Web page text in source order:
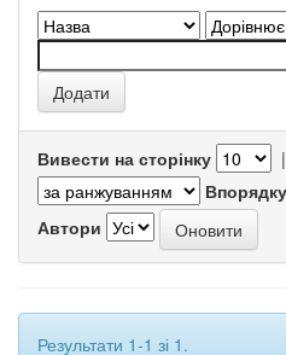
Вивести на сторінку |
Автори
Результати 1-1 зі 1.